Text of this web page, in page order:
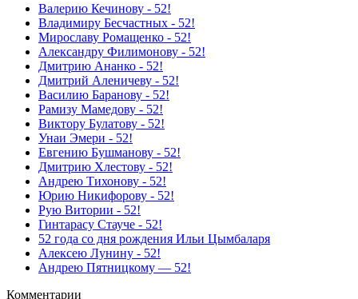
Валерию Кечинову - 52!
Владимиру Бесчастных - 52!
Мирославу Ромащенко - 52!
Александру Филимонову - 52!
Дмитрию Ананко - 52!
Дмитрий Аленичеву - 52!
Василию Баранову - 52!
Рамизу Мамедову - 52!
Виктору Булатову - 52!
Унаи Эмери - 52!
Евгению Бушманову - 52!
Дмитрию Хлестову - 52!
Андрею Тихонову - 52!
Юрию Никифорову - 52!
Рую Витории - 52!
Гинтарасу Стауче - 52!
52 года со дня рождения Ильи Цымбаларя
Алексею Лунину - 52!
Андрею Пятницкому — 52!
Комментарии